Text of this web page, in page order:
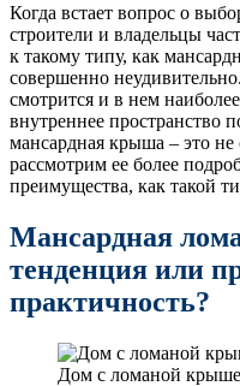
Когда встает вопрос о
строители и владельцы
к такому типу, как
совершенно
смотрится и в нем
внутреннее пространство
мансардная крыша – это
рассмотрим ее более
преимущества, как такой
Мансардная
тенденция или
практичность?
Дом с ломаной